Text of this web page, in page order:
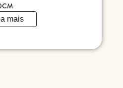
mais